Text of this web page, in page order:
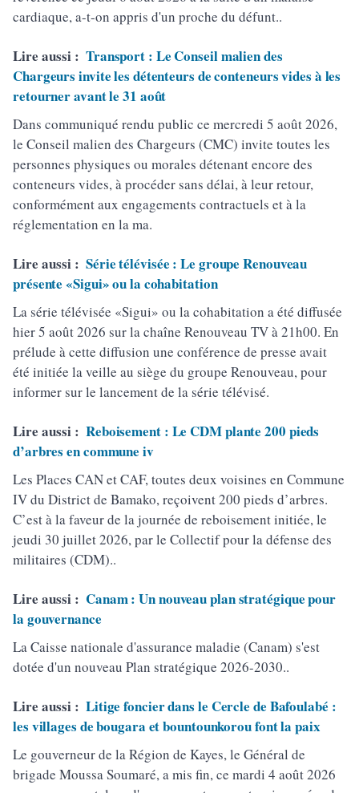
cardiaque, a-t-on appris d'un proche du défunt..
Lire aussi : Transport : Le Conseil malien des
Chargeurs invite les détenteurs de conteneurs vides à les
retourner avant le 31 août
Dans communiqué rendu public ce mercredi 5 août 2026,
le Conseil malien des Chargeurs (CMC) invite toutes les
personnes physiques ou morales détenant encore des
conteneurs vides, à procéder sans délai, à leur retour,
conformément aux engagements contractuels et à la
réglementation en la ma.
Lire aussi : Série télévisée : Le groupe Renouveau
présente «Sigui» ou la cohabitation
La série télévisée «Sigui» ou la cohabitation a été diffusée
hier 5 août 2026 sur la chaîne Renouveau TV à 21h00. En
prélude à cette diffusion une conférence de presse avait
été initiée la veille au siège du groupe Renouveau, pour
informer sur le lancement de la série télévisé.
Lire aussi : Reboisement : Le CDM plante 200 pieds
d’arbres en commune iv
Les Places CAN et CAF, toutes deux voisines en Commune
IV du District de Bamako, reçoivent 200 pieds d’arbres.
C’est à la faveur de la journée de reboisement initiée, le
jeudi 30 juillet 2026, par le Collectif pour la défense des
militaires (CDM)..
Lire aussi : Canam : Un nouveau plan stratégique pour
la gouvernance
La Caisse nationale d'assurance maladie (Canam) s'est
dotée d'un nouveau Plan stratégique 2026-2030..
Lire aussi : Litige foncier dans le Cercle de Bafoulabé :
les villages de bougara et bountounkorou font la paix
Le gouverneur de la Région de Kayes, le Général de
brigade Moussa Soumaré, a mis fin, ce mardi 4 août 2026